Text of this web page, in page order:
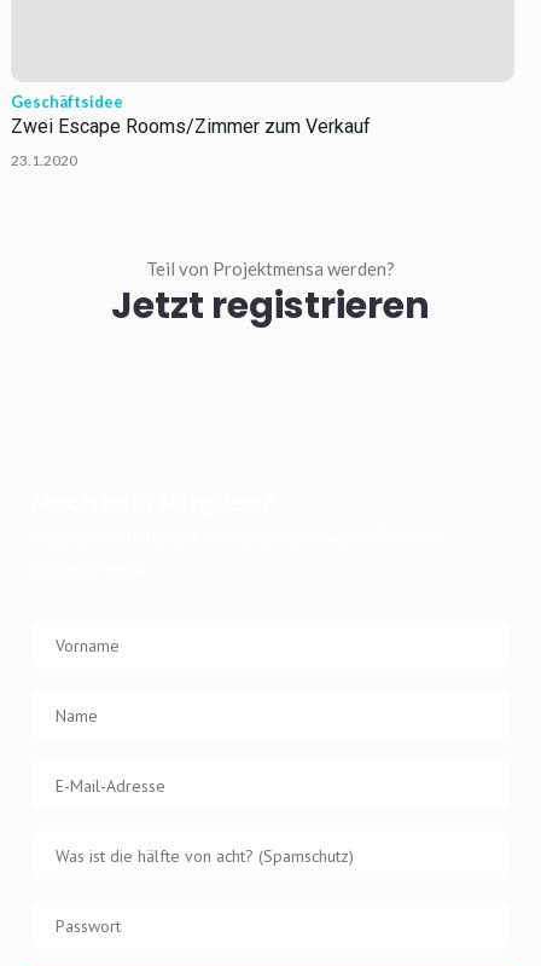
Geschäftsidee
Zwei Escape Rooms/Zimmer zum Verkauf
23.1.2020
Teil von Projektmensa werden?
Jetzt registrieren